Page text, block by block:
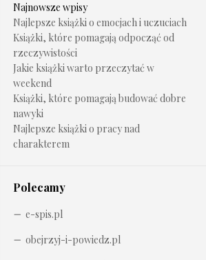
Najnowsze wpisy
Najlepsze książki o emocjach i uczuciach
Książki, które pomagają odpocząć od
rzeczywistości
Jakie książki warto przeczytać w
weekend
Książki, które pomagają budować dobre
nawyki
Najlepsze książki o pracy nad
charakterem
Polecamy
e-spis.pl
obejrzyj-i-powiedz.pl